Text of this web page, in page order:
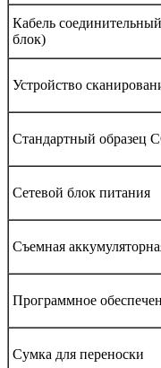
Кабель
блок)
Устройство
Стандартный образец
Сетевой блок питания
Съемная
Программное
Сумка для переноски